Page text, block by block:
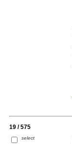
19 / 575
select